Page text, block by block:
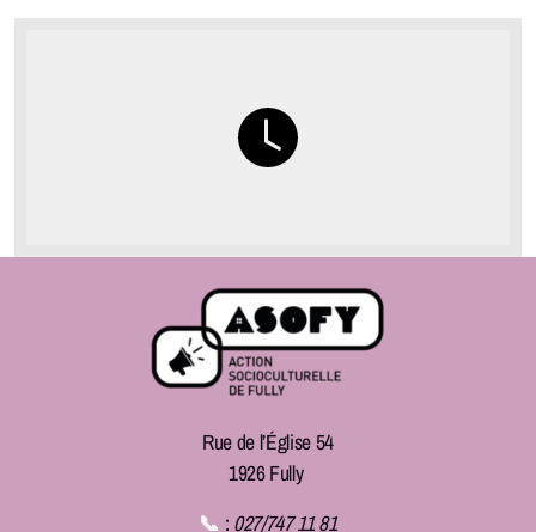
Rue de l’Église 54
1926 Fully
📞 : 027/747 11 81